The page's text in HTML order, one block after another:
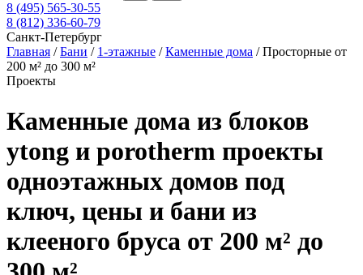
8 (495) 565-30-55
8 (812) 336-60-79
Санкт-Петербург
Главная /Бани / 1-этажные /Каменные дома /Просторные от
200 м² до 300 м²
Проекты
Каменные дома из блоков
ytong и porotherm проекты
одноэтажных домов под
ключ, цены и бани из
клееного бруса от 200 м² до